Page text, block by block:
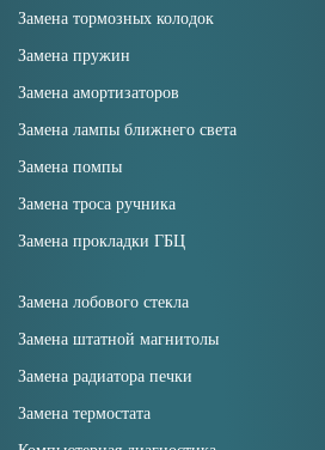
Замена тормозных колодок
Замена пружин
Замена амортизаторов
Замена лампы ближнего света
Замена помпы
Замена троса ручника
Замена прокладки ГБЦ
Замена лобового стекла
Замена штатной магнитолы
Замена радиатора печки
Замена термостата